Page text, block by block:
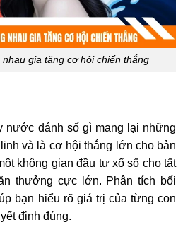
gia tăng cơ hội chiến thắng
nước đánh số gì mang lại những
và là cơ hội thắng lớn cho bản
không gian đầu tư xổ số cho tất
thưởng cực lớn. Phân tích bối
bạn hiểu rõ giá trị của từng con
định đúng.